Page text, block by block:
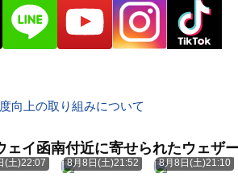
向上の取り組みについて
ェイ函南付近に寄せられたウェザ
(土)22:07 8月8日(土)21:52 8月8日(土)21:10